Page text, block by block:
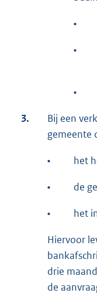
•
•
•
3.
Bij een
gemeente
• het
• de
• het
Hiervoor
drie
de